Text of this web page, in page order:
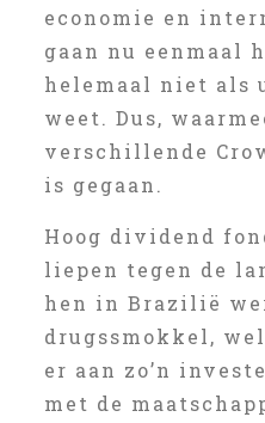
economie en
gaan nu eenmaal
helemaal niet als
weet. Dus,
verschillende
is gegaan.
Hoog dividend
liepen tegen de
hen in Brazilië
drugssmokkel,
er aan zo’n
met de